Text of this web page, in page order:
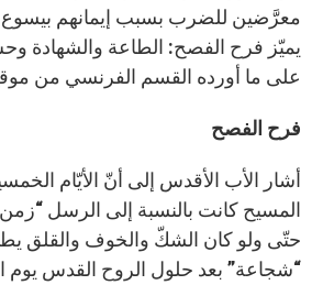
معرَّضين للضرب بسبب إيمانهم بيسوع،
يميّز فرح الفصح: الطاعة والشهادة
على ما أورده القسم الفرنسي من
فرح الفصح
أشار الأب الأقدس إلى أنّ الأيّام
المسيح كانت بالنسبة إلى الرسل
حتّى ولو كان الشكّ والخوف والقلق
“شجاعة” بعد حلول الروح القدس يوم